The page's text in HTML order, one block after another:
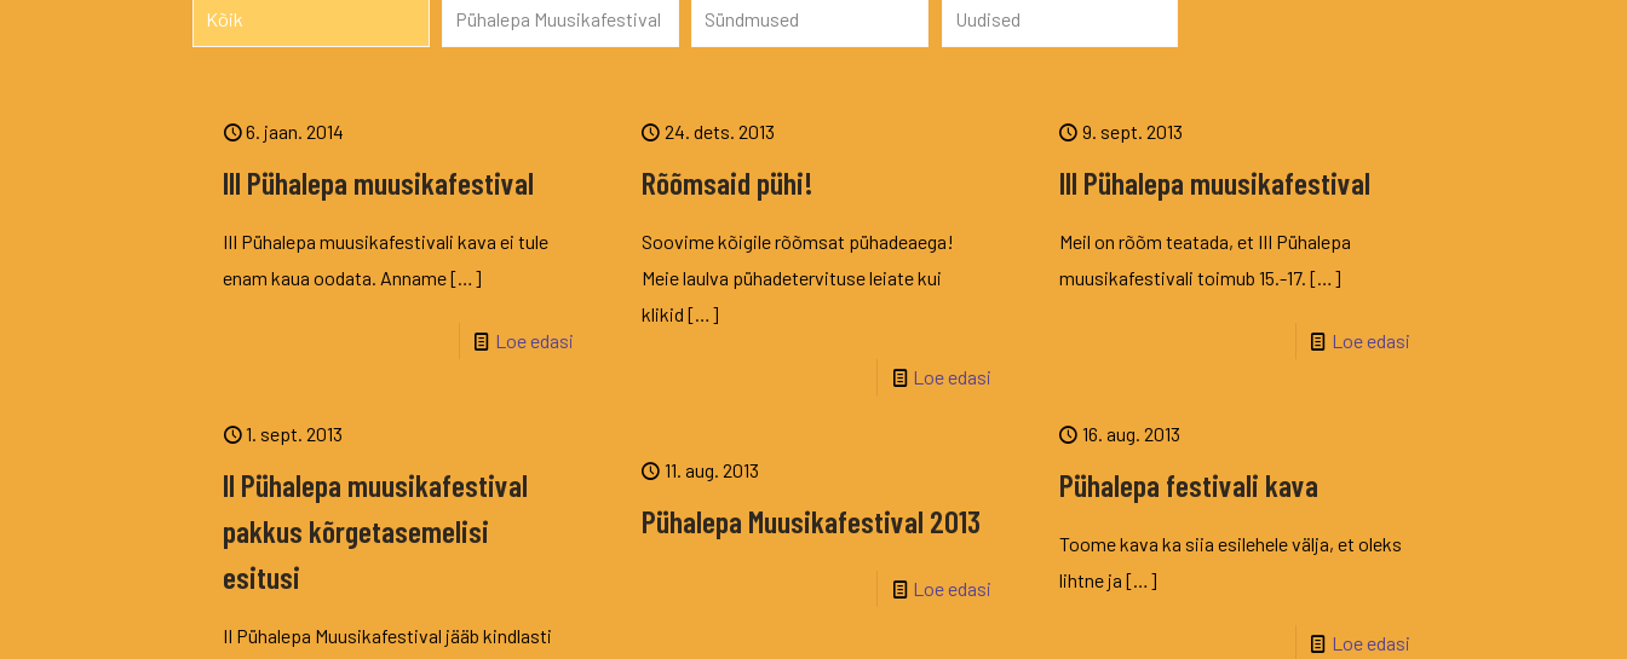
Kõik Pühalepa Muusikafestival Sündmused Uudised
6. jaan. 2014
III Pühalepa muusikafestival
III Pühalepa muusikafestivali kava ei tule
enam kaua oodata. Anname[…]
Loe edasi
24. dets. 2013
Rõõmsaid pühi!
Soovime kõigile rõõmsat pühadeaega!
Meie laulva pühadetervituse leiate kui
klikid […]
Loe edasi
9. sept. 2013
III Pühalepa muusikafestival
Meil on rõõm teatada, et III Pühalepa
muusikafestivali toimub 15.-17. […]
Loe edasi
1. sept. 2013
II Pühalepa muusikafestival
pakkus kõrgetasemelisi
esitusi
II Pühalepa Muusikafestival jääb kindlasti
16. aug. 2013
Pühalepa festivali kava
Toome kava ka siia esilehele välja, et oleks
lihtne ja […]
Loe edasi
11. aug. 2013
Pühalepa Muusikafestival 2013
Loe edasi